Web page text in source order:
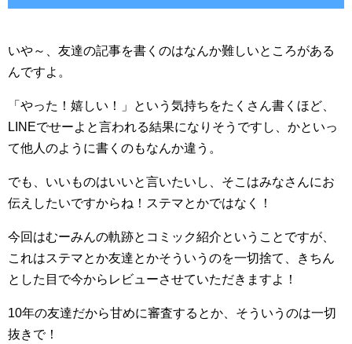
いや～、友達の記事を書くのはなんか難しいところがある
んですよ。
「やった！嬉しい！」という気持ちをたくさん書くほど、
LINEでせーよと言われる結果になりそうですし、かといっ
て他人のように書くのもなんか違う。
でも、いいものはいいと言いたいし、そこはみなさんにお
伝えしたいですからね！ステマとかではなく！
今回はむーみんの軌跡とコミック紹介ということですが、
これはステマとか友達とかそういうのを一切捨て、きちん
とした目で今からレビューさせていただきますよ！
10年の友達だから甘めに審査するとか、そういうのは一切
抜きで！